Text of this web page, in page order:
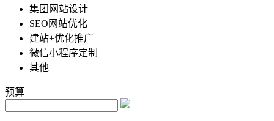
集团网站设计
SEO网站优化
建站+优化推广
微信小程序定制
其他
预算